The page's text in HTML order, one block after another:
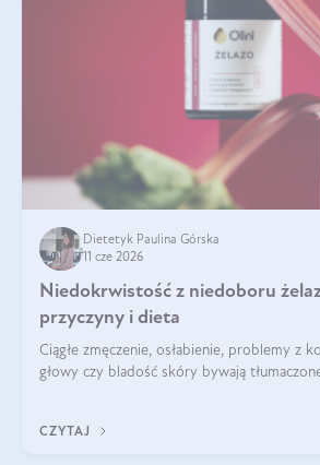
Dietetyk Paulina Górska
11 cze 2026
Niedokrwistość z niedoboru
przyczyny i dieta
Ciągłe zmęczenie, osłabienie, problemy z
głowy czy bladość skóry bywają
CZYTAJ